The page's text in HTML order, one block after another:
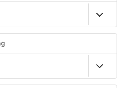
06.08.2026, 15:42 UHR IN MAIN-